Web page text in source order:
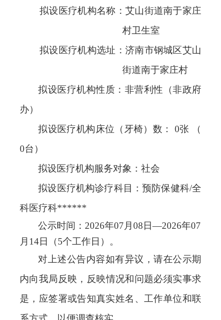
拟设医疗机构名称： 艾山街道南于家庄
村卫生室
拟设医疗机构选址： 济南市钢城区艾山
街道南于家庄村
拟设医疗机构性质： 非营利性（非政府
办）
拟设医疗机构床位（牙椅）数：
0张 （
0台）
拟设医疗机构服务对象：社会
拟设医疗机构诊疗科目：预防保健科/全
科医疗科******
公示时间 ： 2026年07 月08 日—2026年07
月 14日（5个工作日）。
对上述公告内容如有异议，请在公示期
内向我局反映 ，反映情况和问题必须实事求
是，应签署或告知真实姓名、工作单位和联